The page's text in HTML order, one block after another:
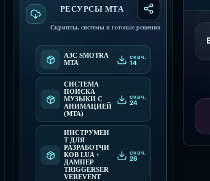
РЕСУРСЫ МТА
Скрипты, системы и готовые решения
АЗС SMOTRA
MTA
скач.
14
СИСТЕМА
ПОИСКА
МУЗЫКИ С
АНИМАЦИЕЙ
(MTA)
скач.
24
ИНСТРУМЕН
Т ДЛЯ
РАЗРАБОТЧИ
КОВ LUA +
ДАМПЕР
TRIGGERSER
VEREVENT
скач.
26